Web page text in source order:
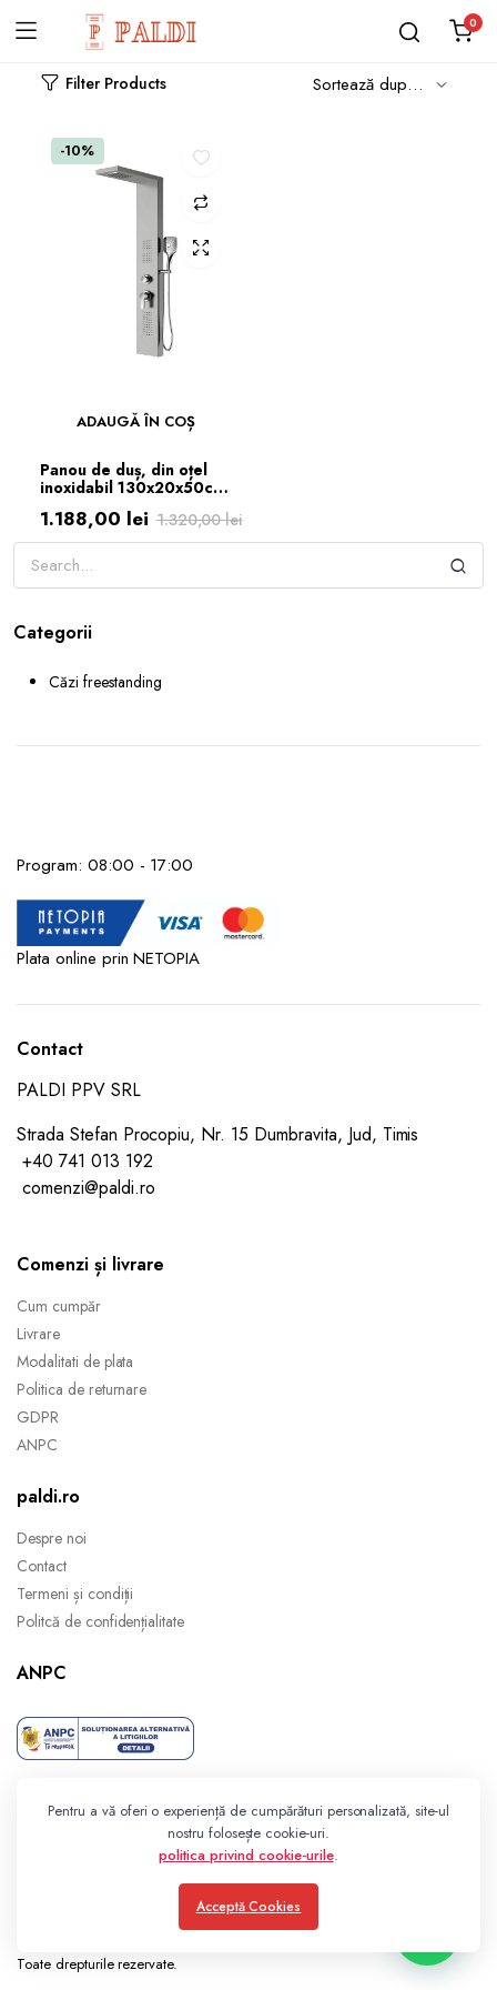
0
Filter Products
-10%
ADAUGĂ ÎN COȘ
Panou de duș, din oțel
inoxidabil 130x20x50cm
1.320,00lei
Prețul
inițial
fost:
1.188,00 lei
Prețul
curent
1.188,00 lei.
Categorii
Căzi freestanding
Program: 08:00 - 17:00
Plata online prin NETOPIA
Contact
PALDI PPV SRL
Strada Stefan Procopiu, Nr. 15 Dumbravita, Jud, Timis
+40 741 013 192
comenzi@paldi.ro
Comenzi și livrare
Cum cumpăr
Livrare
Modalitati de plata
Politica de returnare
GDPR
ANPC
paldi.ro
Despre noi
Contact
Termeni și condiții
Politcă de confidențialitate
ANPC
Toate drepturile rezervate.
Pentru a vă oferi o experiență de cumpărături personalizată, site-ul
nostru folosește cookie-uri.
politica privind cookie-urile.
Acceptă Cookies